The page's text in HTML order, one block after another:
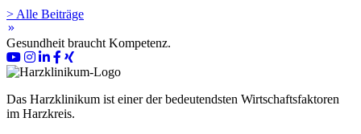
> Alle Beiträge
keyboard_double_arrow_right
Gesundheit braucht Kompetenz.
Das Harzklinikum ist einer der bedeutendsten Wirtschaftsfaktoren
im Harzkreis.